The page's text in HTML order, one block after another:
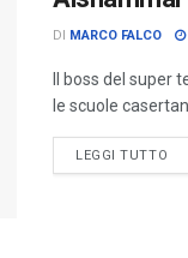
DI MARCO FALCO
Il boss del super
le scuole
LEGGI TUTTO